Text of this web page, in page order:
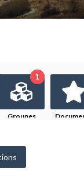
Groupes
1